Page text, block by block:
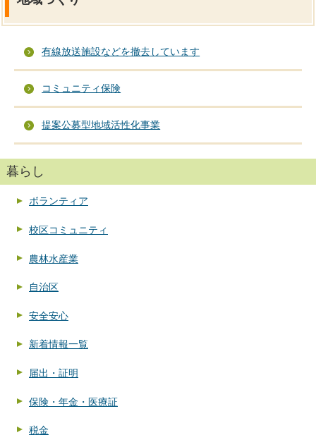
有線放送施設などを撤去しています
コミュニティ保険
提案公募型地域活性化事業
暮らし
ボランティア
校区コミュニティ
農林水産業
自治区
安全安心
新着情報一覧
届出・証明
保険・年金・医療証
税金